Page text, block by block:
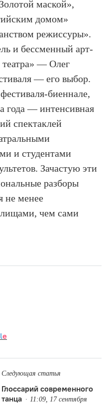
маской»,
домом»
режиссуры».
и бессменный арт-
театра» — Олег
— его выбор.
биеннале,
года — интенсивная
спектаклей
и студентами
Зачастую эти
разборы
не менее
чем сами
e
Следующая статья
Глоссарий современного
танца
11:09, 17 сентября